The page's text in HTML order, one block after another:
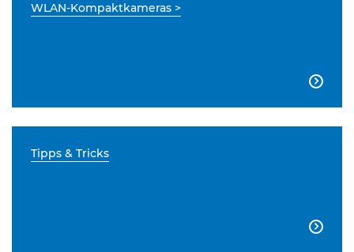
WLAN-Kompaktkameras >

Tipps & Tricks
